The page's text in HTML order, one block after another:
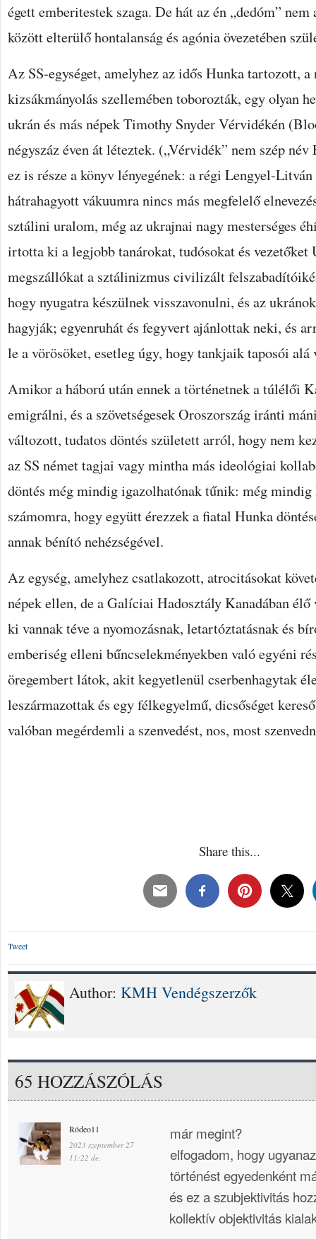
égett emberitestek szaga. De hát az én „dedóm”
között elterülő hontalanság és agónia övezetében
Az SS-egységet, amelyhez az idős Hunka tartozott,
kizsákmányolás szellemében toborozták, egy olyan
ukrán és más népek Timothy Snyder Vérvidékén
négyszáz éven át léteztek. („Vérvidék” nem szép név
ez is része a könyv lényegének: a régi Lengyel-
hátrahagyott vákuumra nincs más megfelelő
sztálini uralom, még az ukrajnai nagy mesterséges
irtotta ki a legjobb tanárokat, tudósokat és vezetőket
megszállókat a sztálinizmus civilizált
hogy nyugatra készülnek visszavonulni, és az
hagyják; egyenruhát és fegyvert ajánlottak neki, és
le a vörösöket, esetleg úgy, hogy tankjaik taposói alá
Amikor a háború után ennek a történetnek a túlélői
emigrálni, és a szövetségesek Oroszország iránti
változott, tudatos döntés született arról, hogy nem
az SS német tagjai vagy mintha más ideológiai
döntés még mindig igazolhatónak tűnik: még mindig
számomra, hogy együtt érezzek a fiatal Hunka
annak bénító nehézségével.
Az egység, amelyhez csatlakozott, atrocitásokat
népek ellen, de a Galíciai Hadosztály Kanadában
ki vannak téve a nyomozásnak, letartóztatásnak és
emberiség elleni bűncselekményekben való egyéni
öregembert látok, akit kegyetlenül cserbenhagytak
leszármazottak és egy félkegyelmű, dicsőséget
valóban megérdemli a szenvedést, nos, most
Share this...
Tweet
Author: KMH Vendégszerzők
65 HOZZÁSZÓLÁS
Ródeo11
2023 szeptember 27
11:22 de.
már megint?
elfogadom, hogy
történést egyedenként
és ez a szubjektivitás
kollektív objektivitás